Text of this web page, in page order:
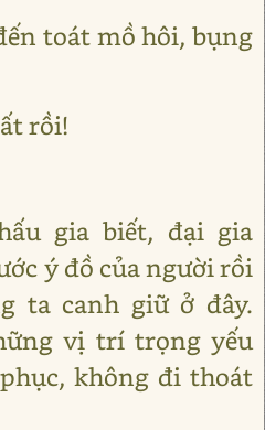
toát mồ hôi, bụng
rồi!
gia biết, đại gia
ý đồ của người rồi
ta canh giữ ở đây.
vị trí trọng yếu
không đi thoát